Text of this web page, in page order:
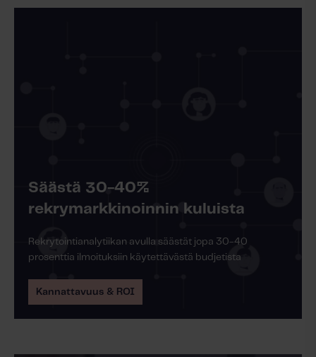
Säästä 30-40%
rekrymarkkinoinnin kuluista
Rekrytointianalytiikan avulla säästät jopa 30-40
prosenttia ilmoituksiin käytettävästä budjetista
Kannattavuus & ROI